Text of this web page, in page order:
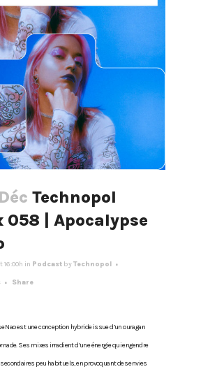
Technopol
058 | Apocalypse
16:00h in Podcast byTechnopol
Share
Nao est une conception hybride issue d’un ouragan
Ses mixes irradient d’une énergie qui engendre
peu habituels, en provoquant des envies